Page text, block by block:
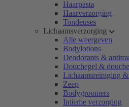
Haarpasta
Haarverzorging
Tondeuses
Lichaamsverzorging
Alle weergeven
Bodylotions
Deodorants &
Douchegel &
Lichaamsreiniging
Zeep
Bodygroomers
Intieme verzorging